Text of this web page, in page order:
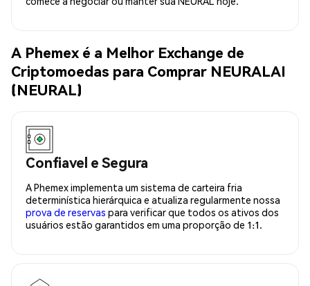
A Phemex é a Melhor Exchange de
Criptomoedas para Comprar NEURALAI
(NEURAL)
Confiavel e Segura
A Phemex implementa um sistema de carteira fria
determinística hierárquica e atualiza regularmente nossa
prova de reservas para verificar que todos os ativos dos
usuários estão garantidos em uma proporção de 1:1.